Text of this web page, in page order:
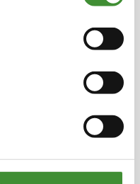
para ayudar a
locales, se creó
una de las
de la empresa